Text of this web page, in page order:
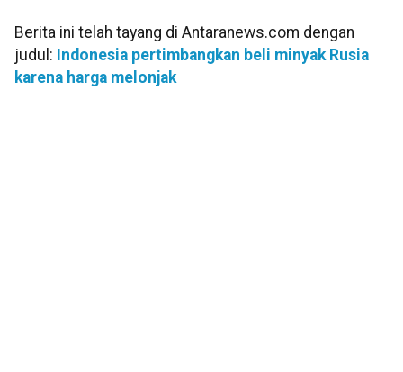
Berita ini telah tayang di Antaranews.com dengan
judul: Indonesia pertimbangkan beli minyak Rusia
karena harga melonjak